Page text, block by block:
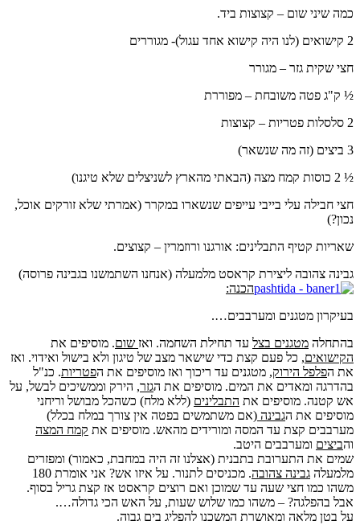
כמה שיני שום – קצוצות ביד.
חצי שקית גזר – מגורר
½ ק"ג פטה משובחת – מפוררת
½ 2 כוסות קמח מצה (הבאתי מהארץ לשניצלים שלא טיגנו)
חצי חבילה עלי בייבי עייפים שנשארו במקרר (אמרתי שלא זורקים אוכל,
נכון?)
שאריות קטיף התבלינים: אורגנו ורוזמרין – קצוצים.
גבינה צהובה ליצירת קראסט מלמעלה (אנחנו השתמשנו בגבינה פרוסה)
הכנה:
בעיקרון מטגנים ומערבבים….
בהתחלהמטגנים בצלעד תחילת השחמה. ואזשום. מוסיפים את
הקישואים, כל פעם קצת כדי שישאר מצב של טיגון ולא בישול ואידוי. ואז
את ה פלפל הירוק, מטגנים עד ריכוך ואז מוסיפים את ה פטריות. כנ"ל
בהדרגה ומאדים את המים. מוסיפים את ה גזר, הירק וממשיכים לבשל, על
אש קטנה. מוסיפים אתהתבלינים(ללא מלח) כשהכל מבושל וריחני
מוסיפים את ה גבינה(אם משתמשים בפטה אין צורך במלח בכלל)
מערבבים קצת עד המסה ומורידים מהאש. מוסיפים אתקמח המצה
והביציםומערבבים היטב.
שמים את התערובת בתבנית (אצלנו זה היה במחבת, כאמור) ומפזרים
מלמעלהגבינה צהובה
. מכניסים לתנור. על איזו אש? אני אומרת 180
משהו כמו חצי שעה עד שמוכן ואם רוצים קראסט אז קצת גריל בסוף.
אבל בהפלגה? – משהו כמו שלוש שעות, על האש הכי גדולה….
על בטן מלאה ומאושרת המשכנו להפליג בים גבוה.